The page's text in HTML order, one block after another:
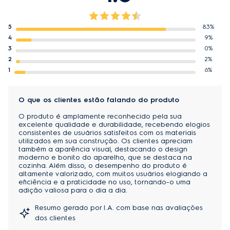
Testes realizados por nutricionista com iscas de peixe
empanado (250 g de tilápia) e duas formas de
demonstrou a redução de 48,6% de calorias e 89,4%
de gordura quando preparado na Air Fryer.
Considerando o consumo de 24 pacotes de 500 g
de batata frita por ano. É necessário utilizar 1 litro de
óleo para fritar um pacote de 500 g de forma
convencional, mas, utilizando a Air Fryer, apenas 25
Air Fryer 5 em 1:
5 modos de preparo em 1 único produto para garantir
5
83%
4
9%
3
0%
2
2%
1
6%
O que os clientes estão falando do produto
O produto é amplamente reconhecido pela sua
excelente qualidade e durabilidade, recebendo elogios
consistentes de usuários satisfeitos com os materiais
utilizados em sua construção. Os clientes apreciam
também a aparência visual, destacando o design
moderno e bonito do aparelho, que se destaca na
cozinha. Além disso, o desempenho do produto é
altamente valorizado, com muitos usuários elogiando a
eficiência e a praticidade no uso, tornando-o uma
adição valiosa para o dia a dia.
Resumo gerado por I.A. com base nas avaliações
dos clientes